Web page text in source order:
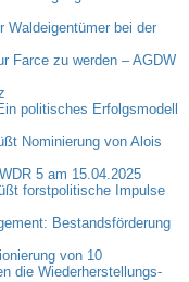
Waldeigentümer bei der
Farce zu werden – AGDW
politisches Erfolgsmodell
Nominierung von Alois
5 am 15.04.2025
forstpolitische Impulse
Bestandsförderung
von 10
die Wiederherstellungs-